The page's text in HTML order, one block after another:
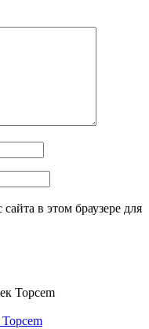
в этом браузере для